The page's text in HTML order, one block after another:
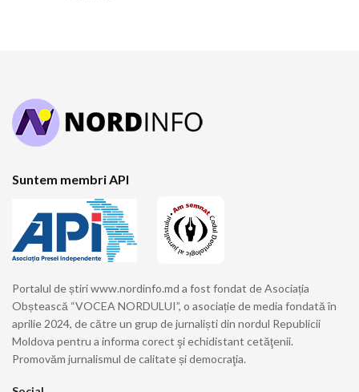
Suntem membri API
Portalul de știri www.nordinfo.md a fost fondat de Asociația
Obștească “VOCEA NORDULUI”, o asociație de media fondată în
aprilie 2024, de către un grup de jurnaliști din nordul Republicii
Moldova pentru a informa corect şi echidistant cetăţenii.
Promovăm jurnalismul de calitate și democraţia.